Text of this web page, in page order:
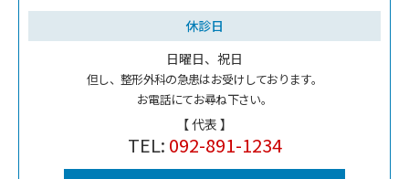
休診日
日曜日、祝日
但し、整形外科の急患はお受けしております。
お電話にてお尋ね下さい。
【 代表 】
TEL: 092-891-1234